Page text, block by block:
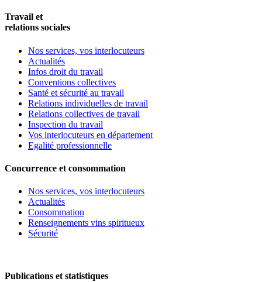
Travail et
relations sociales
Nos services, vos interlocuteurs
Actualités
Infos droit du travail
Conventions collectives
Santé et sécurité au travail
Relations individuelles de travail
Relations collectives de travail
Inspection du travail
Vos interlocuteurs en département
Egalité professionnelle
Concurrence et consommation
Nos services, vos interlocuteurs
Actualités
Consommation
Renseignements vins spiritueux
Sécurité
Publications et statistiques